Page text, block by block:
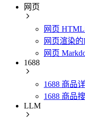
网页
网页
网页渲染
网页
1688
1688 商品
1688 商品
LLM